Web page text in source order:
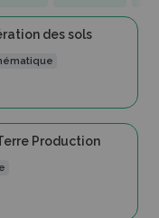
des sols
Production